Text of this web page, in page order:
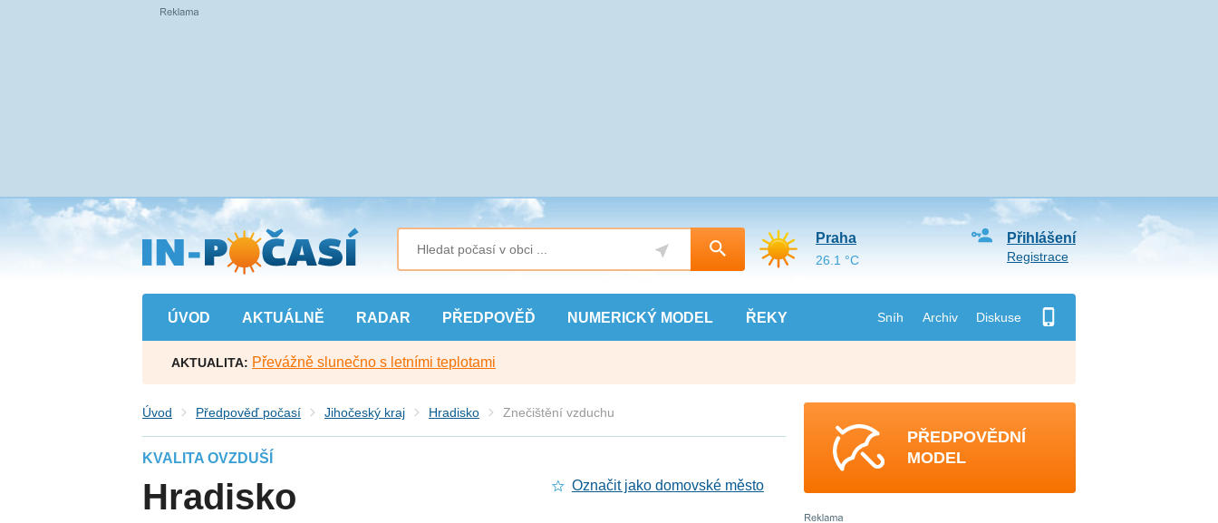
Přejít
na
hlavní
obsah
ÚVOD AKTUÁLNĚ RADAR PŘEDPOVĚĎ NUMERICKÝ MODEL ŘEKY Sníh Archiv Diskuse
Přihlášení
Registrace
Praha
26.1 °C
AKTUALITA: Převážně slunečno s letními teplotami
Úvod Předpověď počasí Jihočeský kraj Hradisko Znečištění vzduchu
KVALITA OVZDUŠÍ
Hradisko Označit jako domovské město
4
PŘEDPOVĚDNÍ
MODEL